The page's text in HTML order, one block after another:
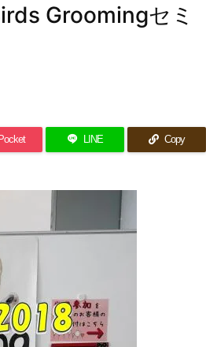
Groomingセミ
Pocket LINE Copy